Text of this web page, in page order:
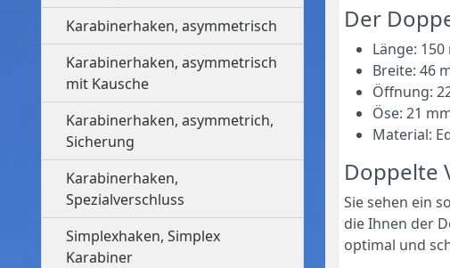
Karabinerhaken, asymmetrisch
Karabinerhaken, asymmetrisch
mit Kausche
Karabinerhaken, asymmetrich,
Sicherung
Karabinerhaken,
Spezialverschluss
Simplexhaken, Simplex
Karabiner
Der
Länge: 150
Breite: 46
Öffnung:
Öse: 21
Material:
Doppelte
Sie sehen ein
die Ihnen der
optimal und